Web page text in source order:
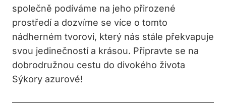
společně podíváme na jeho přirozené
prostředí a dozvíme se více o tomto
nádherném tvorovi, který nás stále překvapuje
svou jedinečností a krásou. Připravte se na
dobrodružnou cestu do divokého života
Sýkory azurové!